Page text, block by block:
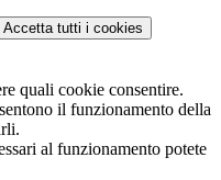
Accetta tutti i cookies
quali cookie consentire.
il funzionamento della
al funzionamento potete